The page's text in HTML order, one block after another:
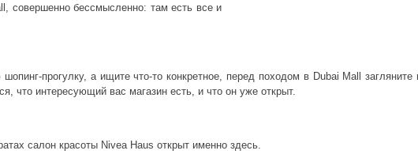
совершенно бессмысленно: там есть все и
прогулку, а ищите что-то конкретное, перед походом в Dubai Mall загляните
что интересующий вас магазин есть, и что он уже открыт.
салон красоты Nivea Haus открыт именно здесь.